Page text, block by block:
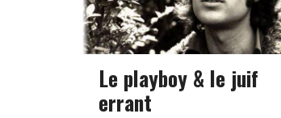
Le playboy & le juif
errant